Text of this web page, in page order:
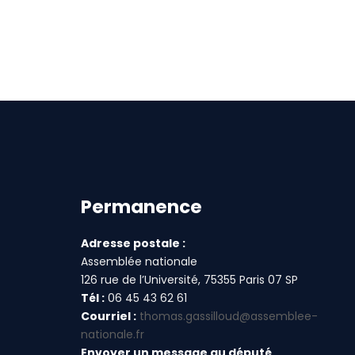
Permanence
Adresse postale :
Assemblée nationale
126 rue de l’Université, 75355 Paris 07 SP
Tél : 06 45 43 62 61
Courriel : thomas.gassilloud@assemblee-
nationale.fr